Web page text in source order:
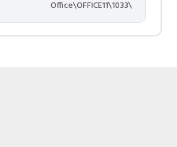
Office\OFFICE11\1033\